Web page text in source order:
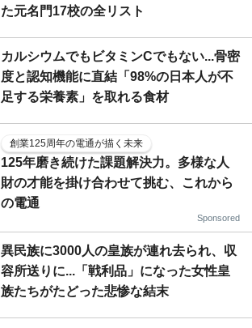
た元名門17校の全リスト
カルシウムでもビタミンCでもない...骨密
度と認知機能に直結「98%の日本人が不
足する栄養素」を取れる食材
創業125周年の電通が描く未来
125年磨き続けた課題解決力。多様な人
財の才能を掛け合わせて挑む、これから
の電通
Sponsored
異民族に3000人の皇族が連れ去られ、収
容所送りに...「戦利品」になった女性皇
族たちがたどった悲惨な結末